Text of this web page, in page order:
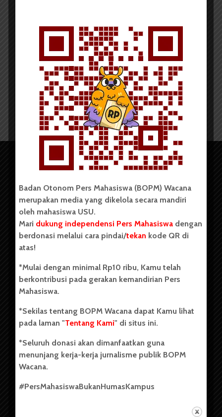
Redaksi 7 Maret 2015 2 menit waktu baca
Copyright © 2023. All rights reserved BOPM WACANA.
Badan Otonom Pers Mahasiswa (BOPM) Wacana merupakan
pers mahasiswa yang berdiri di luar kampus dan dikelola
(USU). Sebelumnya BOPM Wacana merupakan salah satu
Unit Kegiatan Mahasiswa (UKM) di Universitas Sumatera
berdiri pada 1 Juli 1995.
Tentang Kami
Badan Otonom Pers Mahasiswa (BOPM) Wacana
merupakan media yang dikelola secara mandiri
oleh mahasiswa USU.
Mari dukung independensi Pers Mahasiswa dengan
berdonasi melalui cara pindai/tekan kode QR di
atas!
*Mulai dengan minimal Rp10 ribu, Kamu telah
berkontribusi pada gerakan kemandirian Pers
Mahasiswa.
*Sekilas tentang BOPM Wacana dapat Kamu lihat
pada laman "Tentang Kami" di situs ini.
*Seluruh donasi akan dimanfaatkan guna
menunjang kerja-kerja jurnalisme publik BOPM
Wacana.
#PersMahasiswaBukanHumasKampus